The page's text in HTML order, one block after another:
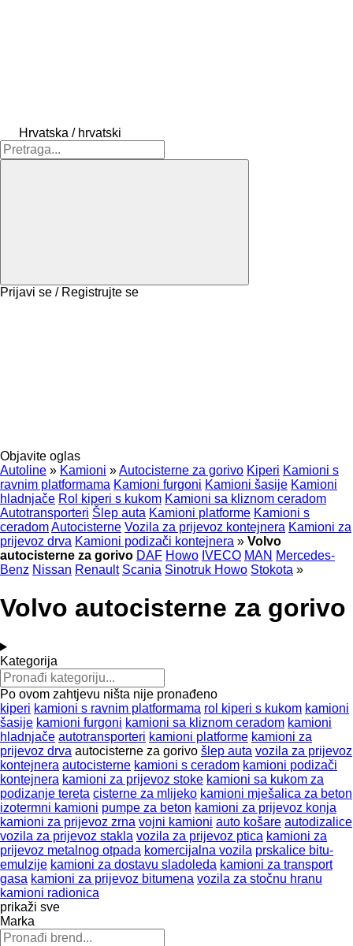
Hrvatska / hrvatski
Prijavi se / Registrujte se
Objavite oglas
Autoline » Kamioni »Autocisterne za gorivo Kiperi Kamioni s
ravnim platformama Kamioni furgoni Kamioni šasije Kamioni
hladnjače Rol kiperi s kukom Kamioni sa kliznom ceradom
Autotransporteri Šlep auta Kamioni platforme Kamioni s
ceradomAutocisterne Vozila za prijevoz kontejnera Kamioni za
prijevoz drva Kamioni podizači kontejnera » Volvo
autocisterne za gorivo DAF Howo IVECO MAN Mercedes-
Benz Nissan Renault Scania Sinotruk Howo Stokota »
Volvo autocisterne za gorivo
Kategorija
Po ovom zahtjevu ništa nije pronađeno
kiperi kamioni s ravnim platformama rol kiperi s kukom kamioni
šasije kamioni furgoni kamioni sa kliznom ceradom kamioni
hladnjače autotransporteri kamioni platforme kamioni za
prijevoz drva autocisterne za gorivo šlep auta vozila za prijevoz
kontejnera autocisterne kamioni s ceradom kamioni podizači
kontejnera kamioni za prijevoz stoke kamioni sa kukom za
podizanje tereta cisterne za mlijeko kamioni mješalica za beton
izotermni kamioni pumpe za beton kamioni za prijevoz konja
kamioni za prijevoz zrna vojni kamioni auto košare autodizalice
vozila za prijevoz stakla vozila za prijevoz ptica kamioni za
prijevoz metalnog otpada komercijalna vozila prskalice bitu-
emulzije kamioni za dostavu sladoleda kamioni za transport
gasa kamioni za prijevoz bitumena vozila za stočnu hranu
kamioni radionica
prikaži sve
Marka